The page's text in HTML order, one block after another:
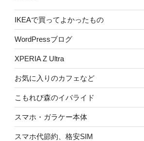
IKEAで買ってよかったもの
WordPressブログ
XPERIA Z Ultra
お気に入りのカフェなど
こもれび森のイバライド
スマホ・ガラケー本体
スマホ代節約、格安SIM